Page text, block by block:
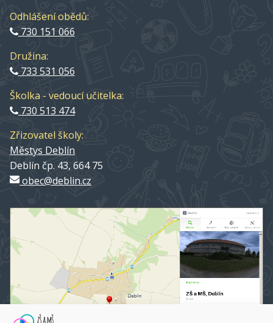
Odhlášení obědů:
730 151 066
Družina:
733 531 056
Školka - vedoucí učitelka:
730 513 474
Zřizovatel školy:
Městys Deblín
Deblín čp. 43, 664 75
obec@deblin.cz